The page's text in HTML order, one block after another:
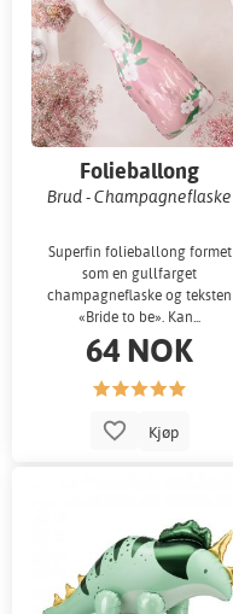
Folieballong
Brud - Champagneflaske
Superfin folieballong formet
som en gullfarget
champagneflaske og teksten
«Bride to be». Kan...
64 NOK
Kjøp